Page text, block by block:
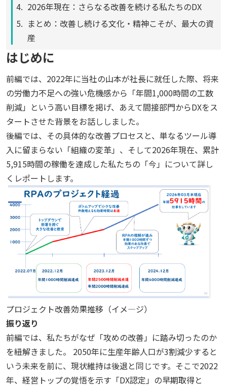
2026年現在：さらなる改善を続ける私たちのDX
まとめ：改善し続ける文化・精神こそが、最大の資
産
はじめに
前編では、 2022年に当社の山本が社長に就任した際、将来
の労働力不足への強い危機感から「年間1,000時間の工数
削減」という高い目標を掲げ、あえて間接部門からDXをス
タートさせた背景をお話ししました。
後編では、その具体的な改善プロセスと、単なるツール導
入に留まらない「組織の変革」、そして2026年現在、累計
5,915時間の稼働を達成した私たちの「今」について詳し
くレポートします。
プロジェクト改善効果推移（イメ―ジ）
振り返り
前編では、私たちがなぜ「攻めの改善」に踏み切ったのか
を紐解きました。
2050年に生産年齢人口が3割減少すると
いう未来を前に、現状維持は後退と同じです。そこで2022
年、経営トップの覚悟を示す「DX認定」の早期取得と